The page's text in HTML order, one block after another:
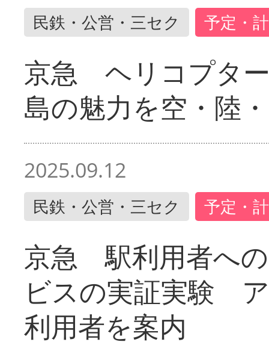
民鉄・公営・三セク 予定・
京急 ヘリコプタ
島の魅力を空・陸
2025.09.12
民鉄・公営・三セク 予定・
京急 駅利用者へ
ビスの実証実験
利用者を案内